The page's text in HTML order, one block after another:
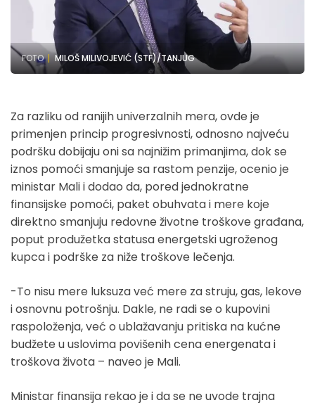
FOTO MILOŠ MILIVOJEVIĆ (STF)/TANJUG
Za razliku od ranijih univerzalnih mera, ovde je
primenjen princip progresivnosti, odnosno najveću
podršku dobijaju oni sa najnižim primanjima, dok se
iznos pomoći smanjuje sa rastom penzije, ocenio je
ministar Mali i dodao da, pored jednokratne
finansijske pomoći, paket obuhvata i mere koje
direktno smanjuju redovne životne troškove građana,
poput produžetka statusa energetski ugroženog
kupca i podrške za niže troškove lečenja.
-To nisu mere luksuza već mere za struju, gas, lekove
i osnovnu potrošnju. Dakle, ne radi se o kupovini
raspoloženja, već o ublažavanju pritiska na kućne
budžete u uslovima povišenih cena energenata i
troškova života – naveo je Mali.
Ministar finansija rekao je i da se ne uvode trajna